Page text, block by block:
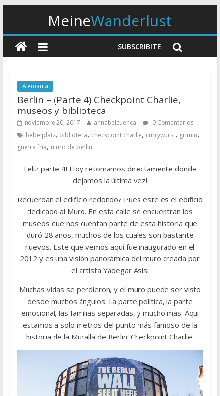
MeineWanderlust
SUBSCRIBITE
Alemania
Berlin – (Parte 4) Checkpoint Charlie,
museos y biblioteca
noviembre 20, 2017 annabelcuenca
0 Comentarios
bebelplatz, biblioteca, checkpoint charlie, currywurst, grimm,
guerra fria, muro de berlin
Feliz parte 4! Hoy retomamos directamente donde
dejamos la última vez!
Recuerdan el edificio redondo? Pues este es el edificio
dedicado al Muro. En esta calle se encuentran los
museos que nos cuentan parte de esta historia que
duró 28 años, muchos de los cuales son bastante
nuevos. Este que vemos aquí fue inaugurado en el
2012 y es una visión panorámica del muro creada por
el artista Yadegar Asisi
Muchas vidas se perdieron, y el muro puede ser visto
desde muchos ángulos. La parte política, la parte
emocional, las familias separadas, y mucho más. Aquí
estamos a solo metros del punto más famoso de la
historia de la Muralla de Berlin: Checkpoint Charlie.